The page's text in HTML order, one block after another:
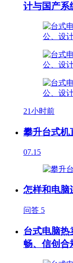
计与国产系
21小时前
攀升台式机
07.15
怎样和电脑
问答 5
台式电脑热
畅、信创合